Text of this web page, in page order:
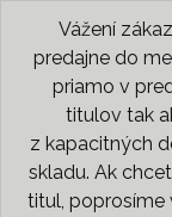
Vážení
predajne do
priamo v
titulov tak
z kapacitných
skladu. Ak
titul, poprosíme